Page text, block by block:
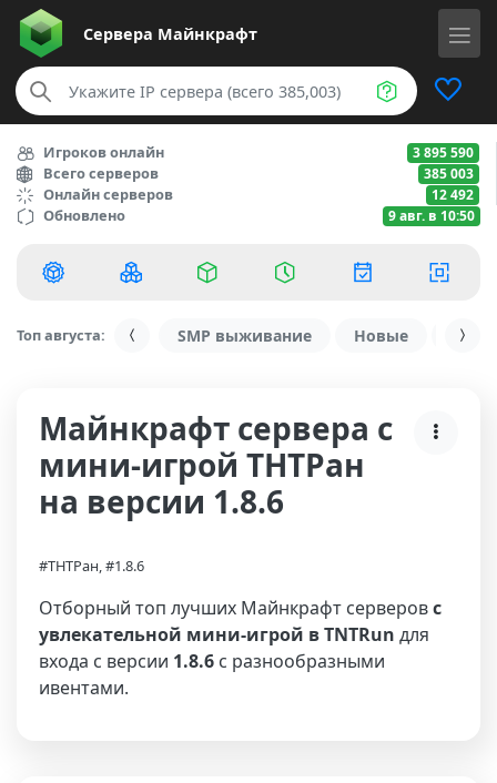
Сервера Майнкрафт
Игроков онлайн 3 895 590
Всего серверов 385 003
Онлайн серверов 12 492
Обновлено 9 авг. в 10:50
Топ августа: SMP выживание Новые С
Майнкрафт сервера с
мини-игрой ТНТРан
на версии 1.8.6
#ТНТРан, #1.8.6
Отборный топ лучших Майнкрафт серверовс
увлекательной мини-игрой в TNTRun для
входа с версии 1.8.6 с разнообразными
ивентами.